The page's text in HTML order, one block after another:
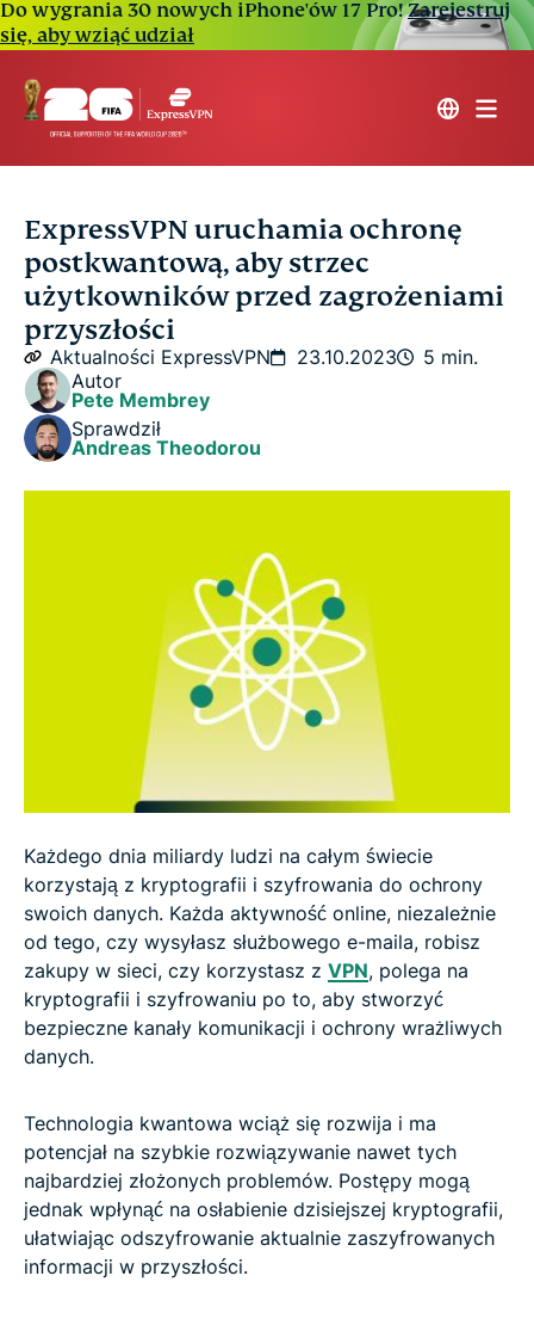
Do wygrania 30 nowych iPhone'ów 17 Pro!Zarejestruj
się, aby wziąć udział
ExpressVPN uruchamia ochronę
postkwantową, aby strzec
użytkowników przed zagrożeniami
przyszłości
Aktualności ExpressVPN 23.10.2023
5 min.
Autor
Pete Membrey
Sprawdził
Andreas Theodorou
Każdego dnia miliardy ludzi na całym świecie
korzystają z kryptografii i szyfrowania do ochrony
swoich danych. Każda aktywność online, niezależnie
od tego, czy wysyłasz służbowego e-maila, robisz
zakupy w sieci, czy korzystasz z VPN, polega na
kryptografii i szyfrowaniu po to, aby stworzyć
bezpieczne kanały komunikacji i ochrony wrażliwych
danych.
Technologia kwantowa wciąż się rozwija i ma
potencjał na szybkie rozwiązywanie nawet tych
najbardziej złożonych problemów. Postępy mogą
jednak wpłynąć na osłabienie dzisiejszej kryptografii,
ułatwiając odszyfrowanie aktualnie zaszyfrowanych
informacji w przyszłości.